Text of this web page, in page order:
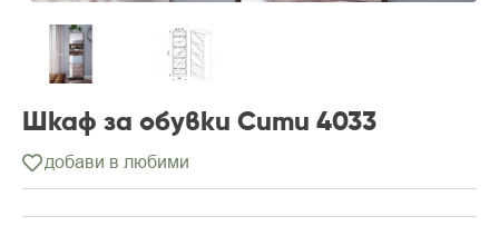
Шкаф за обувки Сити 4033
добави в любими